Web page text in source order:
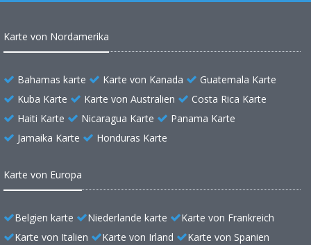
Karte von Nordamerika
Bahamas karte Karte von Kanada
Guatemala Karte
Kuba Karte
Karte von Australien
Costa Rica Karte
Haiti Karte
Nicaragua Karte
Panama Karte
Jamaika Karte
Honduras Karte
Karte von Europa
Belgien karte Niederlande karte
Karte von Frankreich
Karte von Italien
Karte von Irland
Karte von Spanien